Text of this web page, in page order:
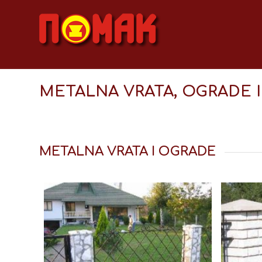
METALNA VRATA, OGRADE
METALNA VRATA I OGRADE